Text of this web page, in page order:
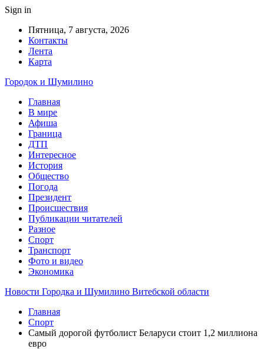
Sign in
Пятница, 7 августа, 2026
Контакты
Лента
Карта
Городок и Шумилино
Главная
В мире
Афиша
Граница
ДТП
Интересное
История
Общество
Погода
Президент
Происшествия
Публикации читателей
Разное
Спорт
Транспорт
Фото и видео
Экономика
Новости Городка и Шумилино Витебской области
Главная
Спорт
Самый дорогой футболист Беларуси стоит 1,2 миллиона
евро